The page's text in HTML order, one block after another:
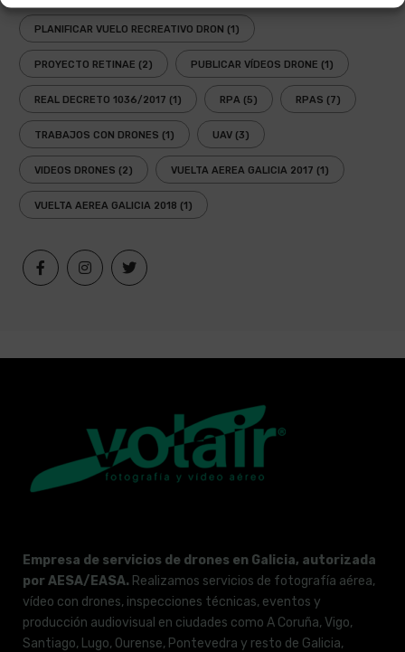
PLANIFICAR VUELO RECREATIVO DRON (1)
PROYECTO RETINAE (2) PUBLICAR VÍDEOS DRONE (1)
REAL DECRETO 1036/2017 (1) RPA (5) RPAS (7)
TRABAJOS CON DRONES (1) UAV (3)
VIDEOS DRONES (2) VUELTA AEREA GALICIA 2017 (1)
VUELTA AEREA GALICIA 2018 (1)
Empresa de servicios de drones en Galicia, autorizada
por AESA/EASA. Realizamos servicios de fotografía aérea,
vídeo con drones, inspecciones técnicas, eventos y
producción audiovisual en ciudades como A Coruña, Vigo,
Santiago, Lugo, Ourense, Pontevedra y resto de Galicia,